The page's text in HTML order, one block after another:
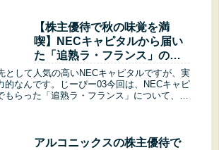
【株主優待で秋の味覚を満
喫】NECキャピタルから届い
た「追熟ラ・フランス」の食
べ頃や保存方法をご紹介！
として人気の高いNECキャピタルですが、実
的なんです。じーぴー03今回は、NECキャピ
もらった「追熟ラ・フランス」について、そ
食べるためのポイントをご紹介します。NEC
アルコニックスの株主優待で